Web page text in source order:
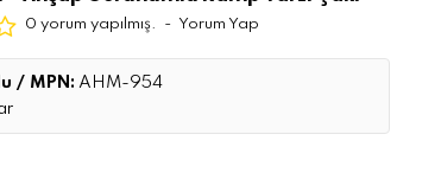
0 yorum yapılmış. - Yorum Yap
/ MPN: AHM-954